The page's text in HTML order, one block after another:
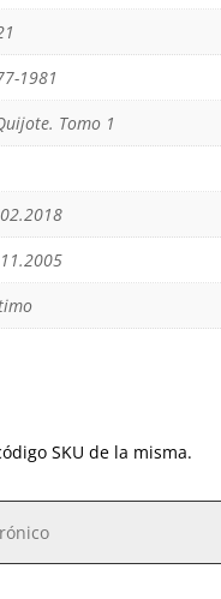
1981
Tomo 1
SKU de la misma.